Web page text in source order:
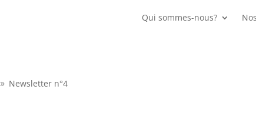
Qui sommes-nous?
9 Newsletter n°4